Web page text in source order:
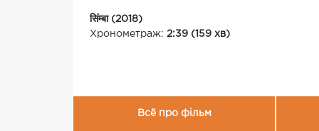
सिंम्बा (2018)
Хронометраж: 2:39 (159 хв)
Всё про фільм